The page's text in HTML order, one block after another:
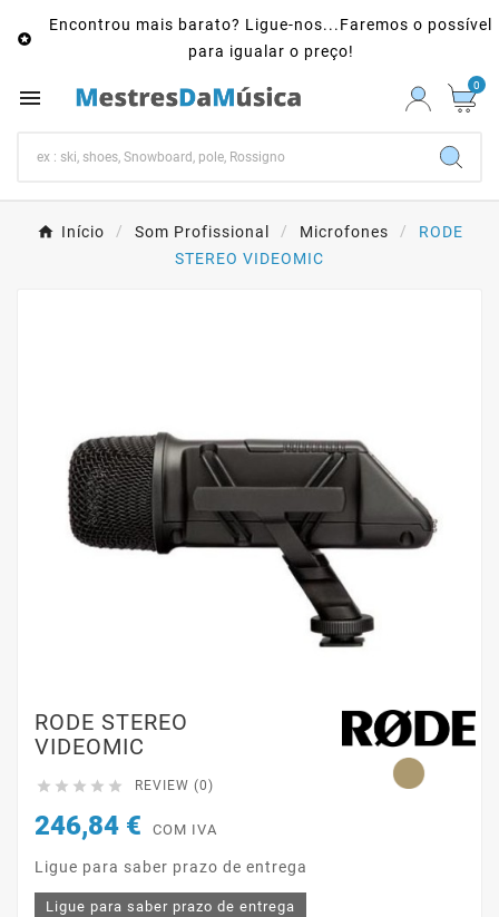

Encontrou mais barato? Ligue-nos...Faremos o possível
para igualar o preço!
 0
Início Som Profissional Microfones
RODE
STEREO VIDEOMIC
RODE STEREO
VIDEOMIC
     REVIEW (0)
246,84 € COM IVA
Ligue para saber prazo de entrega
Ligue para saber prazo de entrega